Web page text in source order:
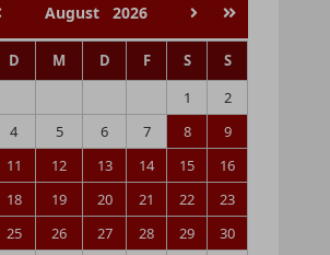
August 2026
D M D F S
S
1
2
4 5 6 7 8
9
11 12 13 14 15
16
18 19 20 21 22
23
25 26 27 28 29
30